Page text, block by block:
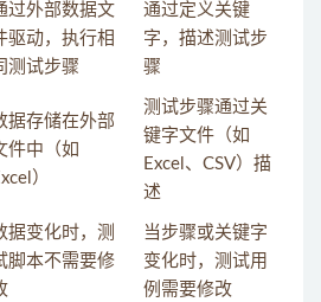
过外部数据文
驱动，执行相
测试步骤
通过定义关键
字，描述测试步
骤
据存储在外部
件中（如
）
测试步骤通过关
键字文件（如
Excel、CSV）描
述
据变化时，测
脚本不需要修
当步骤或关键字
变化时，测试用
例需要修改